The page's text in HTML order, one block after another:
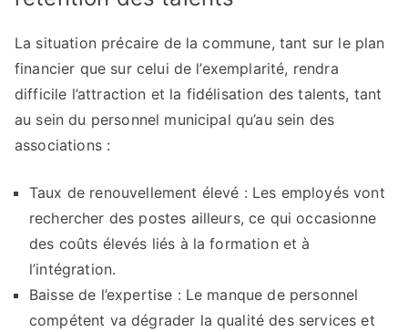
La situation précaire de la commune, tant sur le plan
financier que sur celui de l’exemplarité, rendra
difficile l’attraction et la fidélisation des talents, tant
au sein du personnel municipal qu’au sein des
associations :
Taux de renouvellement élevé : Les employés vont
rechercher des postes ailleurs, ce qui occasionne
des coûts élevés liés à la formation et à
l’intégration.
Baisse de l’expertise : Le manque de personnel
compétent va dégrader la qualité des services et